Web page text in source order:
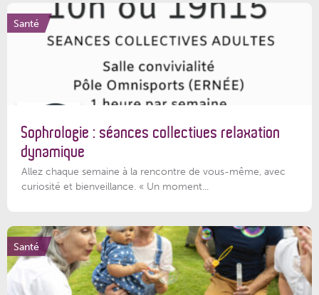
Santé
Sophrologie : séances collectives relaxation
dynamique
Allez chaque semaine à la rencontre de vous-même, avec
curiosité et bienveillance. « Un moment...
Santé